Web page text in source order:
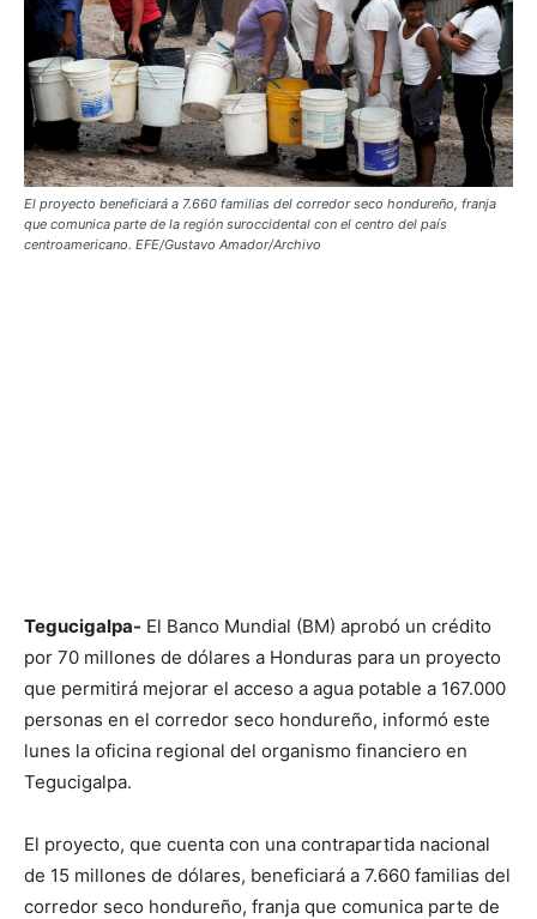
El proyecto beneficiará a 7.660 familias del corredor seco hondureño, franja
que comunica parte de la región suroccidental con el centro del país
centroamericano. EFE/Gustavo Amador/Archivo
Tegucigalpa- El Banco Mundial (BM) aprobó un crédito
por 70 millones de dólares a Honduras para un proyecto
que permitirá mejorar el acceso a agua potable a 167.000
personas en el corredor seco hondureño, informó este
lunes la oficina regional del organismo financiero en
Tegucigalpa.
El proyecto, que cuenta con una contrapartida nacional
de 15 millones de dólares, beneficiará a 7.660 familias del
corredor seco hondureño, franja que comunica parte de